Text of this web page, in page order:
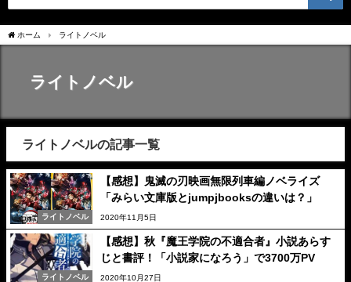
ホーム ライトノベル
ライトノベル
ライトノベルの記事一覧
ライトノベル
【感想】鬼滅の刃映画無限列車編ノベライズ
「みらい文庫版とjumpjbooksの違いは？」
2020年11月5日
ライトノベル
【感想】秋『魔王学院の不適合者』小説あらす
じと書評！「小説家になろう」で3700万PV
2020年10月27日